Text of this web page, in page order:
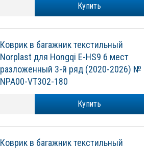
Купить
Коврик в багажник текстильный
Norplast для Hongqi E-HS9 6 мест
разложенный 3-й ряд (2020-2026) №
NPA00-VT302-180
Купить
Коврик в багажник текстильный